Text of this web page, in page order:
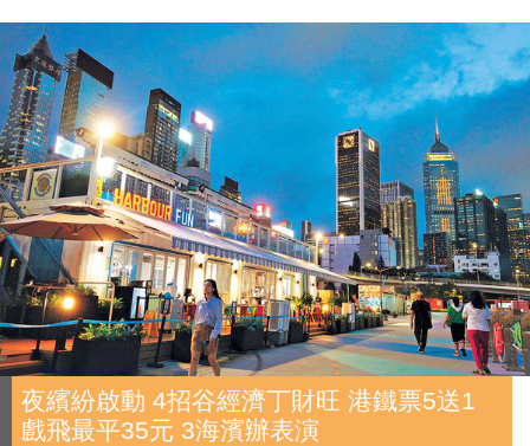
夜繽紛啟動 4招谷經濟丁財旺 港鐵票5送1
戲飛最平35元 3海濱辦表演